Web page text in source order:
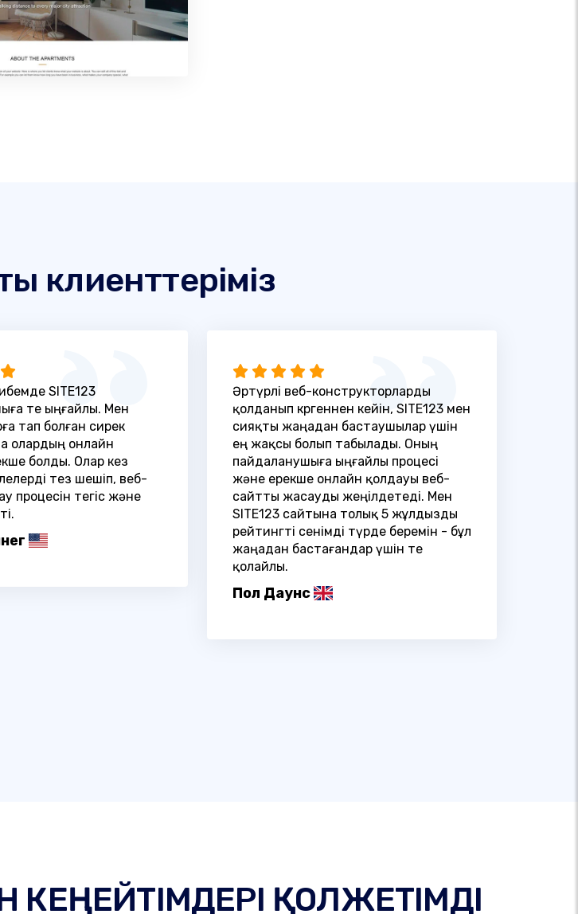
клиенттеріміз
SITE123
өте ыңғайлы. Мен
тап болған сирек
олардың онлайн
болды. Олар кез
тез шешіп, веб-
процесін тегіс және
Әртүрлі веб-конструкторларды
қолданып көргеннен кейін, SITE123 мен
сияқты жаңадан бастаушылар үшін
ең жақсы болып табылады. Оның
пайдаланушыға ыңғайлы процесі
және ерекше онлайн қолдауы веб-
сайтты жасауды жеңілдетеді. Мен
SITE123 сайтына толық 5 жұлдызды
рейтингті сенімді түрде беремін - бұл
жаңадан бастағандар үшін өте
қолайлы.
Пол Даунс
ҚОЛЖЕТІМДІ